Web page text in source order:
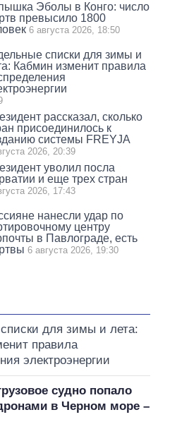
Эболы в Конго: число
превысило 1800
6 августа 2026, 18:50
списки для зимы и
Кабмин изменит правила
рассказал, сколько
присоединилось к
системы FREYJA
2026, 20:39
уволил посла
и еще трех стран
2026, 17:43
нанесли удар по
центру
в Павлограде, есть
6 августа 2026, 19:30
для зимы и лета:
правила
электроэнергии
судно попало
в Черном море –